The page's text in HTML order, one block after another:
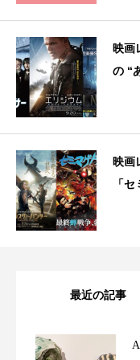
映画
の “
映画
「
最近の記事